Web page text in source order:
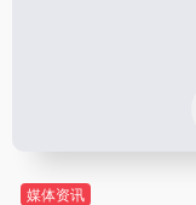
媒体资讯